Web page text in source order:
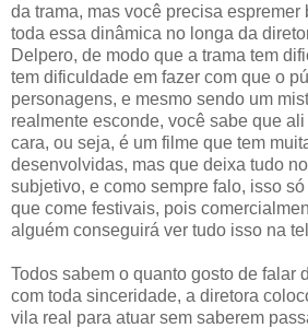
da trama, mas você precisa espremer
toda essa dinâmica no longa da
Delpero, de modo que a trama tem
tem dificuldade em fazer com que o
personagens, e mesmo sendo um
realmente esconde, você sabe que
cara, ou seja, é um filme que tem
desenvolvidas, mas que deixa tudo
subjetivo, e como sempre falo, isso
que come festivais, pois
alguém conseguirá ver tudo isso na
Todos sabem o quanto gosto de falar
com toda sinceridade, a diretora
vila real para atuar sem saberem